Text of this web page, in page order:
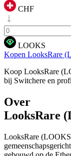
CHF
LOOKS
Kopen LooksRare
Koop LooksRare
bij Switchere en
Over
LooksRare
LooksRare